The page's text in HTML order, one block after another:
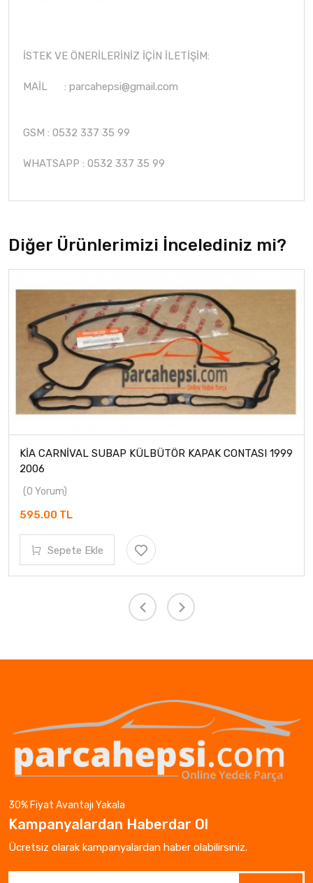
İSTEK VE ÖNERİLERİNİZ İÇİN İLETİŞİM:
MAİL : parcahepsi@gmail.com
GSM : 0532 337 35 99
WHATSAPP : 0532 337 35 99
Diğer Ürünlerimizi İncelediniz mi?
KİA CARNİVAL SUBAP KÜLBÜTÖR KAPAK CONTASI 1999
2006
(0 Yorum)
595.00 TL
Sepete Ekle
30% Fiyat Avantajı Yakala
Kampanyalardan Haberdar Ol
Ücretsiz olarak kampanyalardan haber olabilirsiniz.